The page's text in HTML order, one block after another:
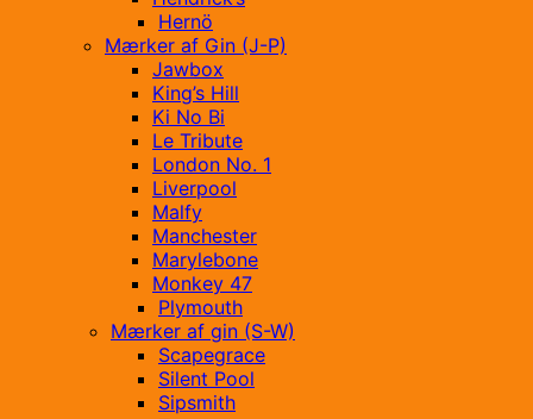
Hernö
Mærker af Gin (J-P)
Jawbox
King’s Hill
Ki No Bi
Le Tribute
London No. 1
Liverpool
Malfy
Manchester
Marylebone
Monkey 47
Plymouth
Mærker af gin (S-W)
Scapegrace
Silent Pool
Sipsmith